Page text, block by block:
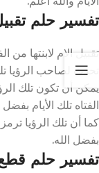
تفسير حلم
تقبيل الام لابنتها
تحدث لصاحب الرؤيا
يمكن أن تكون تلك
الفتاه تلك الأيام بفضل
كما أن تلك الرؤيا
بفضل الله.
تفسير حلم قطع